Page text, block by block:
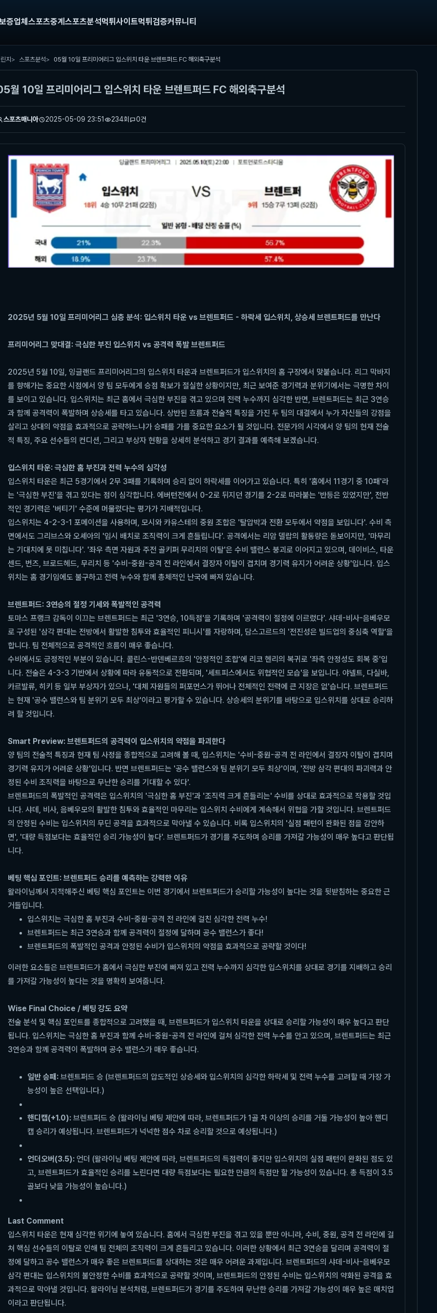
증업체 스포츠중계 스포츠분석먹튀사이트먹튀검증커뮤니티
지 스포츠분석 05월 10일 프리미어리그 입스위치 타운 브렌트퍼드 FC 해외축구분석
월 10일 프리미어리그 입스위치 타운 브렌트퍼드 FC 해외축구분석
스포츠매니아 2025-05-09 23:51 234회 0건
2025년 5월 10일 프리미어리그 심층 분석: 입스위치 타운 vs 브렌트퍼드 - 하락세 입스위치, 상승세 브렌트퍼드를 만난다
프리미어리그 맞대결: 극심한 부진 입스위치 vs 공격력 폭발 브렌트퍼드
2025년 5월 10일, 잉글랜드 프리미어리그의 입스위치 타운과 브렌트퍼드가 입스위치의 홈 구장에서 맞붙습니다. 리그 막바지
를 향해가는 중요한 시점에서 양 팀 모두에게 승점 확보가 절실한 상황이지만, 최근 보여준 경기력과 분위기에서는 극명한 차이
를 보이고 있습니다. 입스위치는 최근 홈에서 극심한 부진을 겪고 있으며 전력 누수까지 심각한 반면, 브렌트퍼드는 최근 3연승
과 함께 공격력이 폭발하며 상승세를 타고 있습니다. 상반된 흐름과 전술적 특징을 가진 두 팀의 대결에서 누가 자신들의 강점을
살리고 상대의 약점을 효과적으로 공략하느냐가 승패를 가를 중요한 요소가 될 것입니다. 전문가의 시각에서 양 팀의 현재 전술
적 특징, 주요 선수들의 컨디션, 그리고 부상자 현황을 상세히 분석하고 경기 결과를 예측해 보겠습니다.
입스위치 타운: 극심한 홈 부진과 전력 누수의 심각성
입스위치 타운은 최근 5경기에서 2무 3패를 기록하며 승리 없이 하락세를 이어가고 있습니다. 특히 '홈에서 11경기 중 10패'라
는 '극심한 부진'을 겪고 있다는 점이 심각합니다. 에버턴전에서 0-2로 뒤지던 경기를 2-2로 따라붙는 '반등은 있었지만', 전반
적인 경기력은 '버티기' 수준에 머물렀다는 평가가 지배적입니다.
입스위치는 4-2-3-1 포메이션을 사용하며, 모시와 카유스테의 중원 조합은 '탈압박과 전환 모두에서 약점을 보입니다'. 수비 측
면에서도 그리브스와 오셰아의 '임시 배치로 조직력이 크게 흔들립니다'. 공격에서는 리암 델랍의 활동량은 돋보이지만, '마무리
는 기대치에 못 미칩니다'. '좌우 측면 자원과 주전 골키퍼 무리치의 이탈'은 수비 밸런스 붕괴로 이어지고 있으며, 데이비스, 타운
센드, 번즈, 브로드헤드, 무리치 등 '수비-중원-공격 전 라인에서 결장자 이탈이 겹치며 경기력 유지가 어려운 상황'입니다. 입스
위치는 홈 경기임에도 불구하고 전력 누수와 함께 총체적인 난국에 빠져 있습니다.
브렌트퍼드: 3연승의 절정 기세와 폭발적인 공격력
토마스 프랭크 감독이 이끄는 브렌트퍼드는 최근 '3연승, 10득점'을 기록하며 '공격력이 절정에 이르렀다'. 샤데-비사-음베우모
로 구성된 '삼각 편대는 전방에서 활발한 침투와 효율적인 피니시'를 자랑하며, 담스고르드의 '전진성은 빌드업의 중심축 역할'을
합니다. 팀 전체적으로 공격적인 흐름이 매우 좋습니다.
수비에서도 긍정적인 부분이 있습니다. 콜린스-반덴베르흐의 '안정적인 조합'에 리코 헨리의 복귀로 '좌측 안정성도 회복 중'입
니다. 전술은 4-3-3 기반에서 상황에 따라 유동적으로 전환되며, '세트피스에서도 위협적인 모습'을 보입니다. 야넬트, 다실바,
카르발류, 히키 등 일부 부상자가 있으나, '대체 자원들의 퍼포먼스가 뛰어나 전체적인 전력에 큰 지장은 없'습니다. 브렌트퍼드
는 현재 '공수 밸런스와 팀 분위기 모두 최상'이라고 평가할 수 있습니다. 상승세의 분위기를 바탕으로 입스위치를 상대로 승리하
려 할 것입니다.
Smart Preview: 브렌트퍼드의 공격력이 입스위치의 약점을 파괴한다
양 팀의 전술적 특징과 현재 팀 사정을 종합적으로 고려해 볼 때, 입스위치는 '수비-중원-공격 전 라인에서 결장자 이탈이 겹치며
경기력 유지가 어려운 상황'입니다. 반면 브렌트퍼드는 '공수 밸런스와 팀 분위기 모두 최상'이며, '전방 삼각 편대의 파괴력과 안
정된 수비 조직력을 바탕으로 무난한 승리를 기대할 수 있다'.
브렌트퍼드의 폭발적인 공격력은 입스위치의 '극심한 홈 부진'과 '조직력 크게 흔들리는' 수비를 상대로 효과적으로 작용할 것입
니다. 샤데, 비사, 음베우모의 활발한 침투와 효율적인 마무리는 입스위치 수비에게 계속해서 위협을 가할 것입니다. 브렌트퍼드
의 안정된 수비는 입스위치의 무딘 공격을 효과적으로 막아낼 수 있습니다. 비록 입스위치의 '실점 패턴이 완화된 점을 감안하
면', '대량 득점보다는 효율적인 승리 가능성이 높다'. 브렌트퍼드가 경기를 주도하며 승리를 가져갈 가능성이 매우 높다고 판단됩
니다.
베팅 핵심 포인트: 브렌트퍼드 승리를 예측하는 강력한 이유
왈라이님께서 지적해주신 베팅 핵심 포인트는 이번 경기에서 브렌트퍼드가 승리할 가능성이 높다는 것을 뒷받침하는 중요한 근
거들입니다.
입스위치는 극심한 홈 부진과 수비-중원-공격 전 라인에 걸친 심각한 전력 누수!
브렌트퍼드는 최근 3연승과 함께 공격력이 절정에 달하며 공수 밸런스가 좋다!
브렌트퍼드의 폭발적인 공격과 안정된 수비가 입스위치의 약점을 효과적으로 공략할 것이다!
이러한 요소들은 브렌트퍼드가 홈에서 극심한 부진에 빠져 있고 전력 누수까지 심각한 입스위치를 상대로 경기를 지배하고 승리
를 가져갈 가능성이 높다는 것을 명확히 보여줍니다.
Wise Final Choice / 베팅 강도 요약
전술 분석 및 핵심 포인트를 종합적으로 고려했을 때, 브렌트퍼드가 입스위치 타운을 상대로 승리할 가능성이 매우 높다고 판단
됩니다. 입스위치는 극심한 홈 부진과 함께 수비-중원-공격 전 라인에 걸쳐 심각한 전력 누수를 안고 있으며, 브렌트퍼드는 최근
3연승과 함께 공격력이 폭발하며 공수 밸런스가 매우 좋습니다.
일반 승패: 브렌트퍼드 승 (브렌트퍼드의 압도적인 상승세와 입스위치의 심각한 하락세 및 전력 누수를 고려할 때 가장 가
능성이 높은 선택입니다.)
핸디캡(+1.0): 브렌트퍼드 승 (왈라이님 베팅 제안에 따라, 브렌트퍼드가 1골 차 이상의 승리를 거둘 가능성이 높아 핸디
캡 승리가 예상됩니다. 브렌트퍼드가 넉넉한 점수 차로 승리할 것으로 예상됩니다.)
언더오버(3.5): 언더 (왈라이님 베팅 제안에 따라, 브렌트퍼드의 득점력이 좋지만 입스위치의 실점 패턴이 완화된 점도 있
고, 브렌트퍼드가 효율적인 승리를 노린다면 대량 득점보다는 필요한 만큼의 득점만 할 가능성이 있습니다. 총 득점이 3.5
골보다 낮을 가능성이 높습니다.)
Last Comment
입스위치 타운은 현재 심각한 위기에 놓여 있습니다. 홈에서 극심한 부진을 겪고 있을 뿐만 아니라, 수비, 중원, 공격 전 라인에 걸
쳐 핵심 선수들의 이탈로 인해 팀 전체의 조직력이 크게 흔들리고 있습니다. 이러한 상황에서 최근 3연승을 달리며 공격력이 절
정에 달하고 공수 밸런스가 매우 좋은 브렌트퍼드를 상대하는 것은 매우 어려운 과제입니다. 브렌트퍼드의 샤데-비사-음베우모
삼각 편대는 입스위치의 불안정한 수비를 효과적으로 공략할 것이며, 브렌트퍼드의 안정된 수비는 입스위치의 약화된 공격을 효
과적으로 막아낼 것입니다. 왈라이님 분석처럼, 브렌트퍼드가 경기를 주도하며 무난한 승리를 가져갈 가능성이 매우 높은 매치업
이라고 판단됩니다.